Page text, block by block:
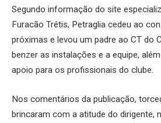
Segundo informação do site
Furacão Trétis, Petraglia cedeu ao
próximas e levou um padre ao CT do
benzer as instalações e a equipe,
apoio para os profissionais do clube.
Nos comentários da publicação,
brincaram com a atitude do dirigente,